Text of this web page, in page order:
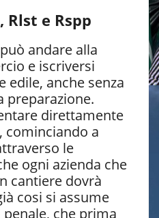
Rlst e Rspp
andare alla
e iscriversi
anche senza
preparazione.
direttamente
cominciando a
le
ogni azienda che
cantiere dovrà
cosi si assume
che prima